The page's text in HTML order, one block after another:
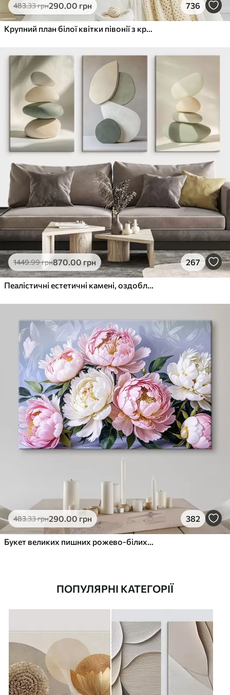
483.33грн290.00 грн 736
Крупний план білої квітки півонії з крапельками води на пелюстках на розмитому фоні
1449.99грн870.00 грн 267
Пеалістичні естетичні камені, оздоблення будинку, природне освітлення
483.33грн290.00 грн 382
Букет великих пишних рожево-білих квітів півонії із зеленим листям на м’якому розмитому фоні
ПОПУЛЯРНІ КАТЕГОРІЇ